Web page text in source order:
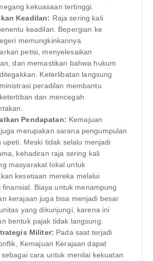
kekuasaan tertinggi.
Keadilan: Raja sering kali
keadilan. Bepergian ke
memungkinkannya
petisi, menyelesaikan
dan memastikan bahwa hukum
Keterlibatan langsung
peradilan membantu
dan mencegah
Pendapatan: Kemajuan
merupakan sarana pengumpulan
upeti. Meski tidak selalu menjadi
kehadiran raja sering kali
masyarakat lokal untuk
kesetiaan mereka melalui
finansial. Biaya untuk menampung
kerajaan juga bisa menjadi besar
yang dikunjungi, karena ini
bentuk pajak tidak langsung.
Militer: Pada saat terjadi
Kemajuan Kerajaan dapat
cara untuk menilai kekuatan